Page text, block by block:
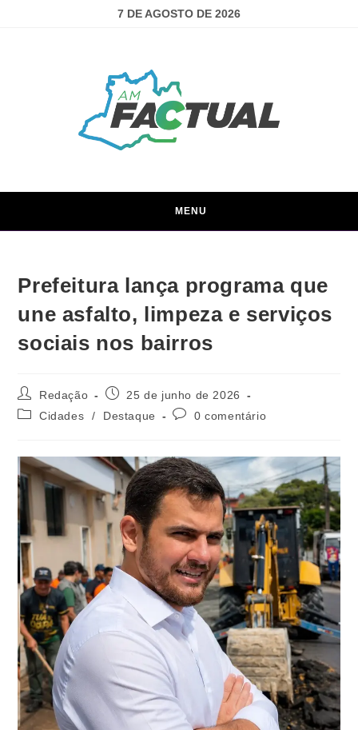
7 DE AGOSTO DE 2026
MENU
Prefeitura lança programa que
une asfalto, limpeza e serviços
sociais nos bairros
Redação
25 de junho de 2026
Cidades
/ Destaque 0 comentário